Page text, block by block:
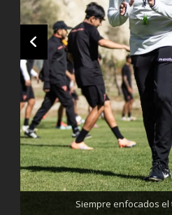
Siempre enfocados
Trabajando enfocados, listos